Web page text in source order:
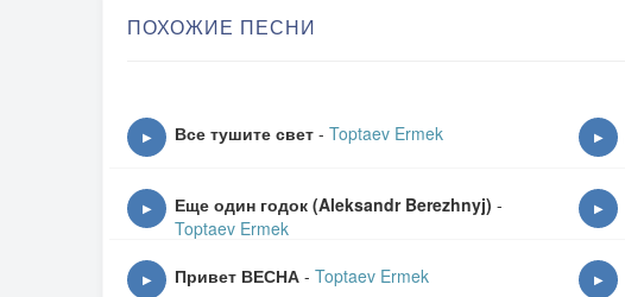
Но летали в небылицах
С каждым днем теряли веру
И росли они как травы
бесполезные на поле
ПОХОЖИЕ ПЕСНИ
▶ Все тушите свет - Toptaev Ermek ▶
▶ Еще один годок (Aleksandr Berezhnyj) -
Toptaev Ermek
▶
▶ Привет ВЕСНА - Toptaev Ermek ▶